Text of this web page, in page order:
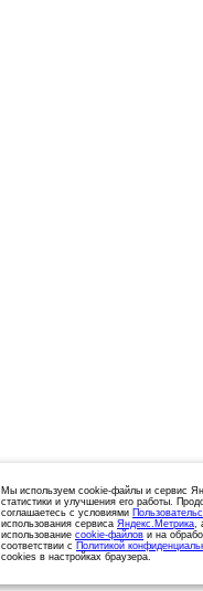
Мы используем cookie-файлы и сервис
статистики и улучшения его работы.
соглашаетесь с условиями
использования сервиса Яндекс.Метрика,
использование cookie-файлов и на
соответствии с Политикой
cookies в настройках браузера.